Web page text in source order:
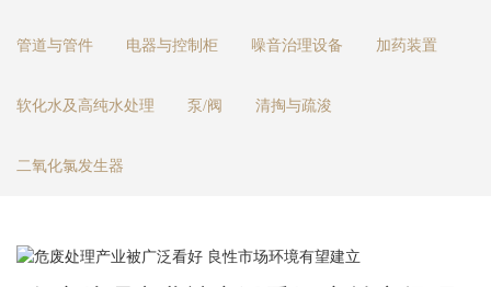
管道与管件 电器与控制柜 噪音治理设备 加药装置
软化水及高纯水处理 泵/阀 清掏与疏浚
二氧化氯发生器